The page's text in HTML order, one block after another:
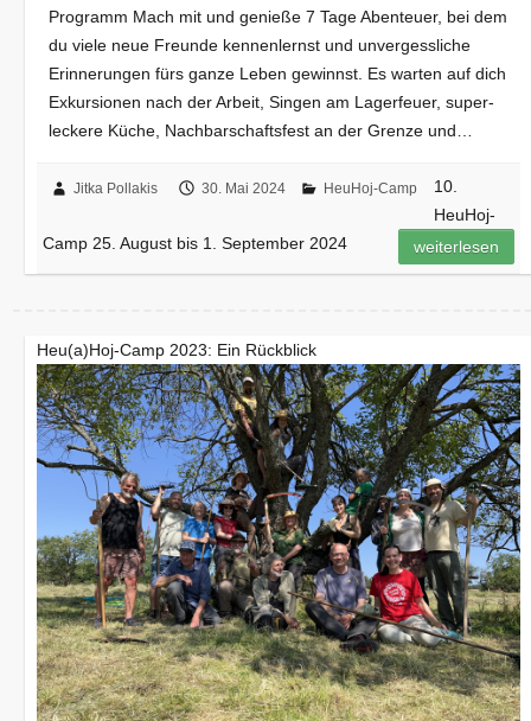
Programm Mach mit und genieße 7 Tage Abenteuer, bei dem
du viele neue Freunde kennenlernst und unvergessliche
Erinnerungen fürs ganze Leben gewinnst. Es warten auf dich
Exkursionen nach der Arbeit, Singen am Lagerfeuer, super-
leckere Küche, Nachbarschaftsfest an der Grenze und…
Jitka Pollakis 30. Mai 2024 HeuHoj-Camp
10.
HeuHoj-
Camp 25. August bis 1. September 2024
weiterlesen
Heu(a)Hoj-Camp 2023: Ein Rückblick